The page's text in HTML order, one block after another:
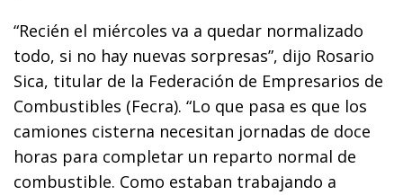
“Recién el miércoles va a quedar normalizado
todo, si no hay nuevas sorpresas”, dijo Rosario
Sica, titular de la Federación de Empresarios de
Combustibles (Fecra). “Lo que pasa es que los
camiones cisterna necesitan jornadas de doce
horas para completar un reparto normal de
combustible. Como estaban trabajando a